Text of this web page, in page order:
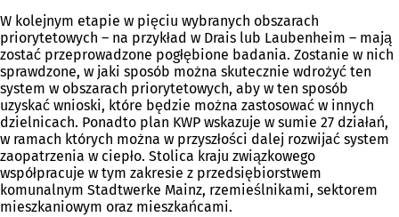
W kolejnym etapie w pięciu wybranych obszarach
priorytetowych – na przykład w Drais lub Laubenheim – mają
zostać przeprowadzone pogłębione badania. Zostanie w nich
sprawdzone, w jaki sposób można skutecznie wdrożyć ten
system w obszarach priorytetowych, aby w ten sposób
uzyskać wnioski, które będzie można zastosować w innych
dzielnicach. Ponadto plan KWP wskazuje w sumie 27 działań,
w ramach których można w przyszłości dalej rozwijać system
zaopatrzenia w ciepło. Stolica kraju związkowego
współpracuje w tym zakresie z przedsiębiorstwem
komunalnym Stadtwerke Mainz, rzemieślnikami, sektorem
mieszkaniowym oraz mieszkańcami.